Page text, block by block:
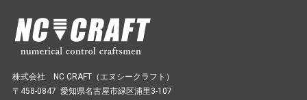
株式会社 NC CRAFT（エヌシークラフト）
〒458-0847 愛知県名古屋市緑区浦里3-107